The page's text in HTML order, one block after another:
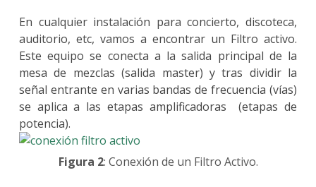
En cualquier instalación para concierto, discoteca,
auditorio, etc, vamos a encontrar un Filtro activo.
Este equipo se conecta a la salida principal de la
mesa de mezclas (salida master) y tras dividir la
señal entrante en varias bandas de frecuencia (vías)
se aplica a las etapas amplificadoras (etapas de
potencia).
Figura 2: Conexión de un Filtro Activo.